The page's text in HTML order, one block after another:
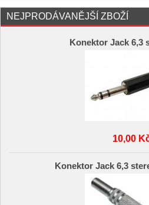
NEJPRODÁVANĚJŠÍ ZBOŽÍ
Konektor Jack 6,3
10,00
Konektor Jack 6,3